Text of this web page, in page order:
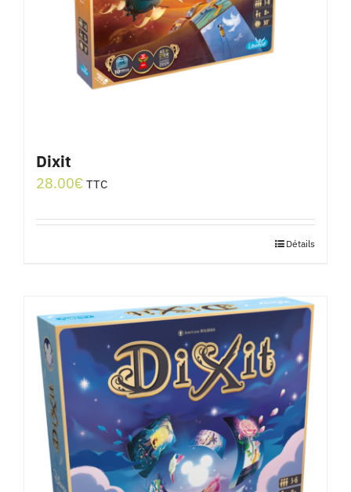
Dixit
28.00€ TTC
Détails